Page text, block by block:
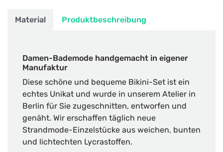
Material Produktbeschreibung
Damen-Bademode handgemacht in eigener
Manufaktur
Diese schöne und bequeme Bikini-Set ist ein
echtes Unikat und wurde in unserem Atelier in
Berlin für Sie zugeschnitten, entworfen und
genäht. Wir erschaffen täglich neue
Strandmode-Einzelstücke aus weichen, bunten
und lichtechten Lycrastoffen.